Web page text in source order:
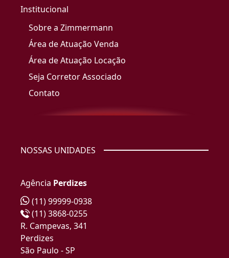
Institucional
Sobre a Zimmermann
Área de Atuação Venda
Área de Atuação Locação
Seja Corretor Associado
Contato
NOSSAS UNIDADES
Agência Perdizes
(11) 99999-0938
(11) 3868-0255
R. Campevas, 341
Perdizes
São Paulo - SP